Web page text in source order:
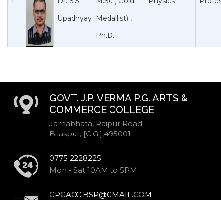
Upadhyay Medallist) ,
Ph.D.
GOVT. J.P. VERMA P.G. ARTS &
COMMERCE COLLEGE
Jarhabhata, Raipur Road
Bilaspur, [C.G.],495001
0775 2228225
Mon - Sat 10AM to 5PM
GPGACC.BSP@GMAIL.COM